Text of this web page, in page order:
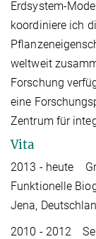
Erdsystem-
koordiniere ich
weltweit
Forschung
eine
Zentrum für
Vita
2013 - heute
Funktionelle
Jena,
2010 - 2012